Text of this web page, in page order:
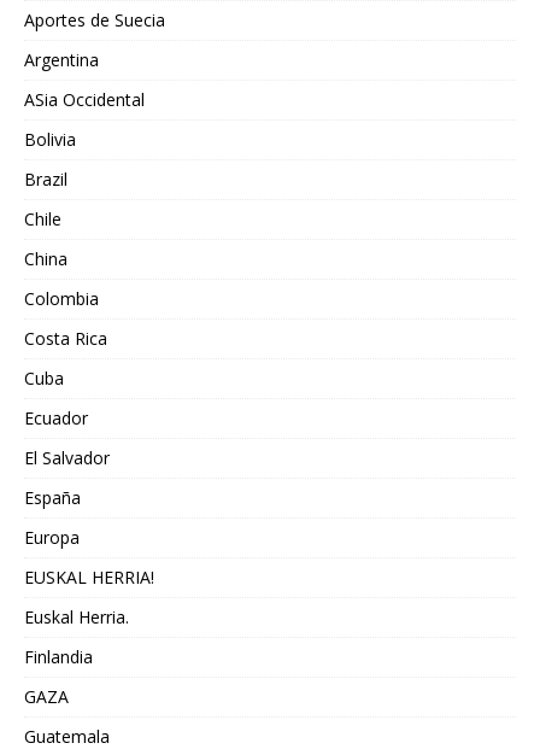
Aportes de Suecia
Argentina
ASia Occidental
Bolivia
Brazil
Chile
China
Colombia
Costa Rica
Cuba
Ecuador
El Salvador
España
Europa
EUSKAL HERRIA!
Euskal Herria.
Finlandia
GAZA
Guatemala